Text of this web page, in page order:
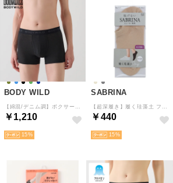
BODY WILD
￥1,210
15
SABRINA
￥440
15